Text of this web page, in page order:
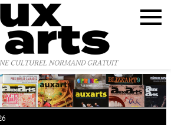
CULTUREL NORMAND GRATUIT
cookies